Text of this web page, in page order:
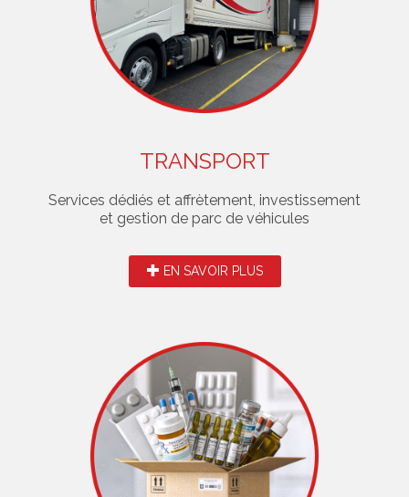
TRANSPORT
Services dédiés et affrètement, investissement
et gestion de parc de véhicules
EN SAVOIR PLUS